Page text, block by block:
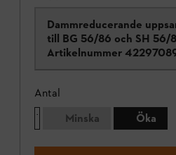
Dammreducerande
till BG 56/86 och SH 56/
Artikelnummer
Antal
Minska
Öka